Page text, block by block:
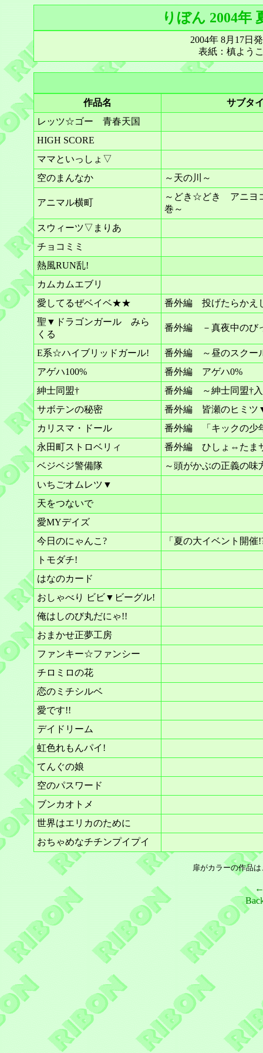
りぼん 2004年
2004年 8月17日
表紙：槙よう
作品名
サブタ
レッツ☆ゴー 青春天国
HIGH SCORE
ママといっしょ▽
空のまんなか
～天の川～
アニマル横町
～どき☆どき アニヨ
巻～
スウィーツ▽まりあ
チョコミミ
熱風RUN乱!
カムカムエブリ
愛してるぜベイベ★★
番外編 投げたらかえ
聖▼ドラゴンガール みら
くる
番外編 －真夜中のび
E系☆ハイブリッドガール!
番外編 ～昼のスクー
アゲハ100%
番外編 アゲハ0%
紳士同盟†
番外編 ～紳士同盟†
サボテンの秘密
番外編 皆瀬のヒミ
カリスマ・ドール
番外編 「キックの少
永田町ストロベリィ
番外編 ひしょ⇔たま
ベジベジ警備隊
～頭がかぶの正義の
いちごオムレツ▼
天をつないで
愛MYデイズ
今日のにゃんこ?
「夏の大イベント開催
トモダチ!
はなのカード
おしゃべり ビビ▼ビーグル!
俺はしのび丸だにゃ!!
おまかせ正夢工房
ファンキー☆ファンシー
チロミロの花
恋のミチシルベ
愛です!!
デイドリーム
虹色れもんパイ!
てんぐの娘
空のパスワード
ブンカオトメ
世界はエリカのために
おちゃめなチチンプイプイ
扉がカラーの作品